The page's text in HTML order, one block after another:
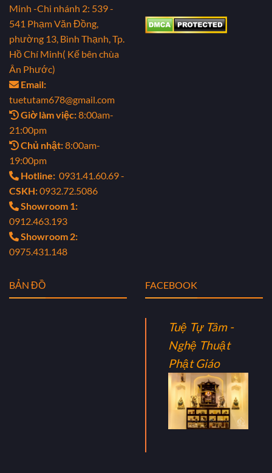
Minh -Chi nhánh 2: 539 -
541 Phạm Văn Đồng,
phường 13, Bình Thạnh, Tp.
Hồ Chí Minh( Kế bên chùa
Ân Phước)
Email:
tuetutam678@gmail.com
Giờ làm việc:8:00am-
21:00pm
Chủ nhật:8:00am-
19:00pm
Hotline: 0931.41.60.69 -
CSKH:0932.72.5086
Showroom 1:
0912.463.193
Showroom 2:
0975.431.148
BẢN ĐỒ FACEBOOK
Tuệ Tự Tâm -
Nghệ Thuật
Phật Giáo